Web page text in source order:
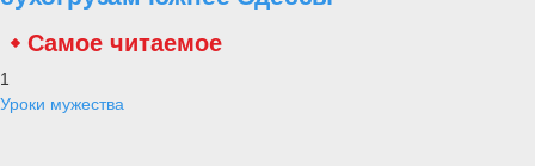
Самое читаемое
1
Уроки мужества